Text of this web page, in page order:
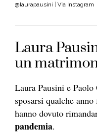
@laurapausini | Via Instagram
Laura
un
Laura Pausini e Paolo
sposarsi qualche
hanno dovuto
pandemia.